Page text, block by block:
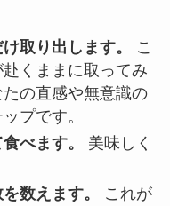
取り出します。
こ
くままに取ってみ
の直感や無意識の
プです。
べます。
美味しく
数えます。
これが